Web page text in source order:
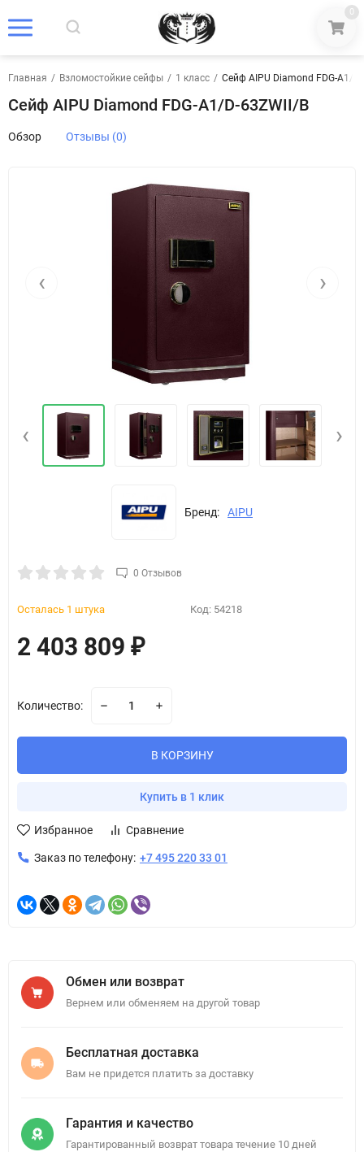
0
Главная / Взломостойкие сейфы / 1 класс / Сейф AIPU Diamond FDG-A1/
Сейф AIPU Diamond FDG-A1/D-63ZWII/B
Обзор Отзывы (0)
‹ ›
‹ ›
Бренд: AIPU
0 Отзывов
Осталась 1 штука Код: 54218
2 403 809 ₽
Количество:
В КОРЗИНУ
Купить в 1 клик
Избранное Сравнение
Заказ по телефону: +7 495 220 33 01
Обмен или возврат
Вернем или обменяем на другой товар
Бесплатная доставка
Вам не придется платить за доставку
Гарантия и качество
Гарантированный возврат товара течение 10 дней